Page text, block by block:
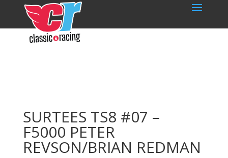
SURTEES TS8 #07 –
F5000 PETER
REVSON/BRIAN REDMAN